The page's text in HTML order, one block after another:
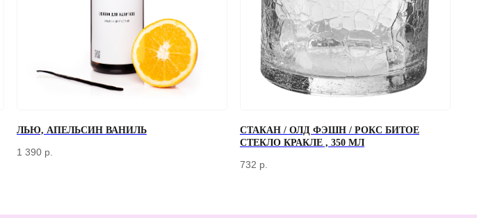
ЛЬЮ, АПЕЛЬСИН ВАНИЛЬ
1 390 р.
СТАКАН / ОЛД ФЭШН / РОКС БИТОЕ
СТЕКЛО КРАКЛЕ , 350 МЛ
732 р.
с Политикой конфиденциальности и обработки персональных данных
ОТПРАВИТЬ